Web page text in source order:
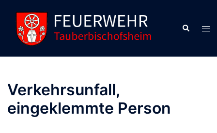
Verkehrsunfall,
eingeklemmte Person